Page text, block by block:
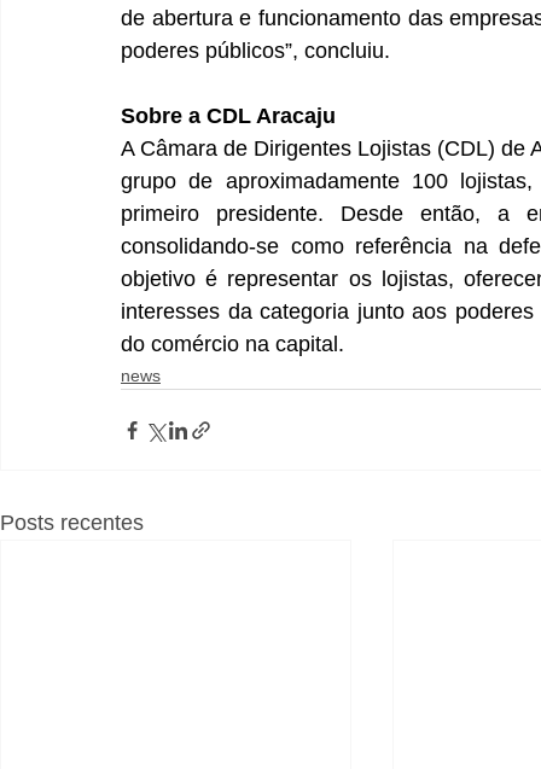
de abertura e funcionamento das
poderes públicos”, concluiu.
Sobre a CDL Aracaju
A Câmara de Dirigentes Lojistas (CDL) de
grupo de aproximadamente 100
primeiro presidente. Desde então, a
consolidando-se como referência na
objetivo é representar os lojistas,
interesses da categoria junto aos
do comércio na capital.
news
Posts recentes